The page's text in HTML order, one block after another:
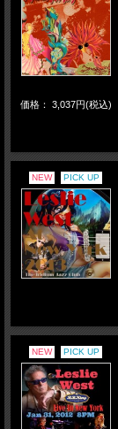
価格： 3,037円(税込)
NEW PICK UP
NEW PICK UP